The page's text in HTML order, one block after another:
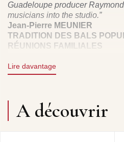
Guadeloupe producer
musicians into the studio.”
Jean-Pierre MEUNIER
TRADITION DES BALS
RÉUNIONS FAMILIALES
PRODUCTION : CELINI
HOMMAGE À STELLIO - AL
Lire davantage
A découvrir